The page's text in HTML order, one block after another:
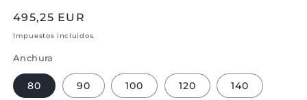
Precio
normal
495,25 EUR
Impuestos incluidos.
Anchura
80 90 100 120 140